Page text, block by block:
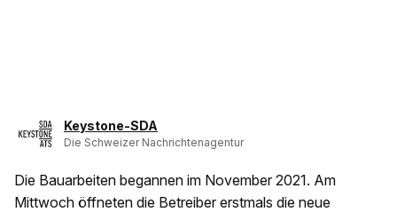
Keystone-SDA
Die Schweizer Nachrichtenagentur
Die Bauarbeiten begannen im November 2021. Am
Mittwoch öffneten die Betreiber erstmals die neue